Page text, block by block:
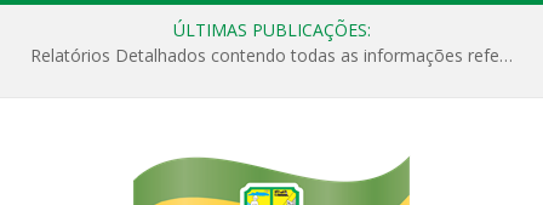
ÚLTIMAS PUBLICAÇÕES:
Relatórios Detalhados contendo todas as informações referentes a execução de recursos destinados ao fomento de projetos culturais no Município de Jacundá entre os anos de 2022 ao presente ano de 2026.